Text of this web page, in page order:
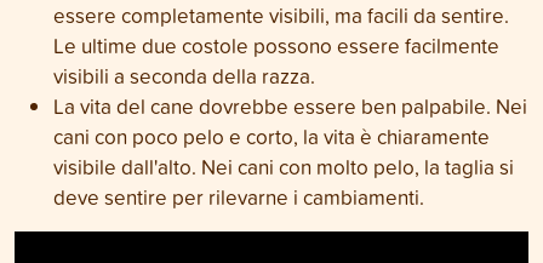
essere completamente visibili, ma facili da sentire.
Le ultime due costole possono essere facilmente
visibili a seconda della razza.
La vita del cane dovrebbe essere ben palpabile. Nei
cani con poco pelo e corto, la vita è chiaramente
visibile dall'alto. Nei cani con molto pelo, la taglia si
deve sentire per rilevarne i cambiamenti.